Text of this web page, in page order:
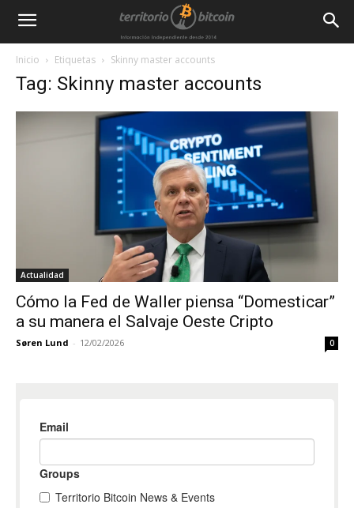
Inicio Etiquetas Skinny master accounts
Tag: Skinny master accounts
Actualidad
Cómo la Fed de Waller piensa “Domesticar”
a su manera el Salvaje Oeste Cripto
Søren Lund - 12/02/2026 0